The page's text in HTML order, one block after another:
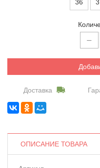
36
Доставка
ОПИСАНИЕ ТОВАРА